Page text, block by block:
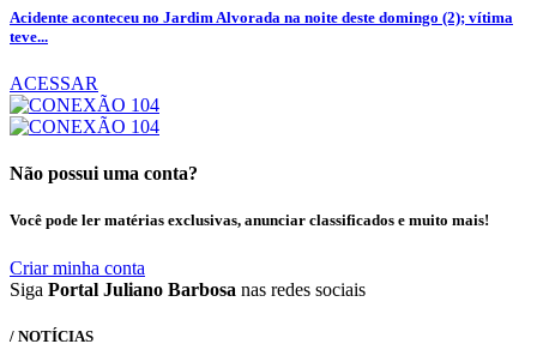
Acidente aconteceu no Jardim Alvorada na noite deste domingo (2); vítima
teve...
ACESSAR
Não possui uma conta?
Você pode ler matérias exclusivas, anunciar classificados e muito mais!
Criar minha conta
Siga Portal Juliano Barbosa nas redes sociais
/ NOTÍCIAS